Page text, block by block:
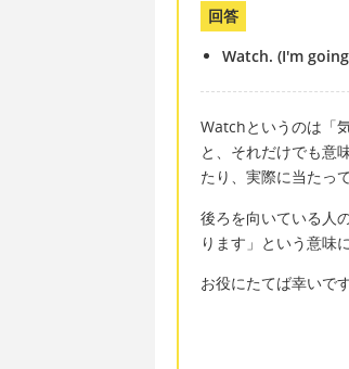
回答
Watch. (I'm
Watchというのは「
と、それだけでも意
たり、実際に当たっ
後ろを向いている人
ります」という意味
お役にたてば幸いで